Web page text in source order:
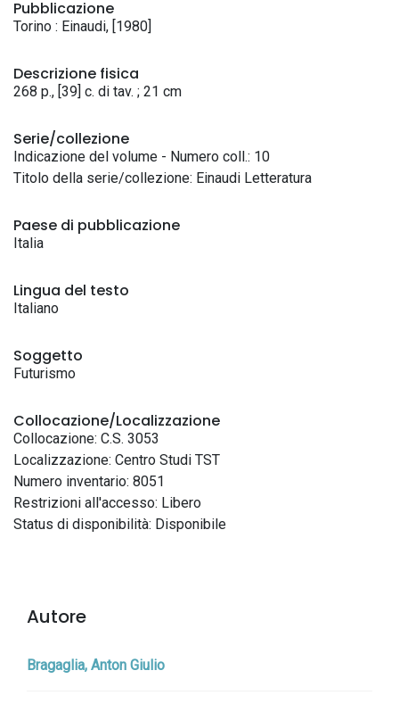
Pubblicazione
Torino : Einaudi, [1980]
Descrizione fisica
268 p., [39] c. di tav. ; 21 cm
Serie/collezione
Indicazione del volume - Numero coll.: 10
Titolo della serie/collezione: Einaudi Letteratura
Paese di pubblicazione
Italia
Lingua del testo
Italiano
Soggetto
Futurismo
Collocazione/Localizzazione
Collocazione: C.S. 3053
Localizzazione: Centro Studi TST
Numero inventario: 8051
Restrizioni all'accesso: Libero
Status di disponibilità: Disponibile
Autore
Bragaglia, Anton Giulio